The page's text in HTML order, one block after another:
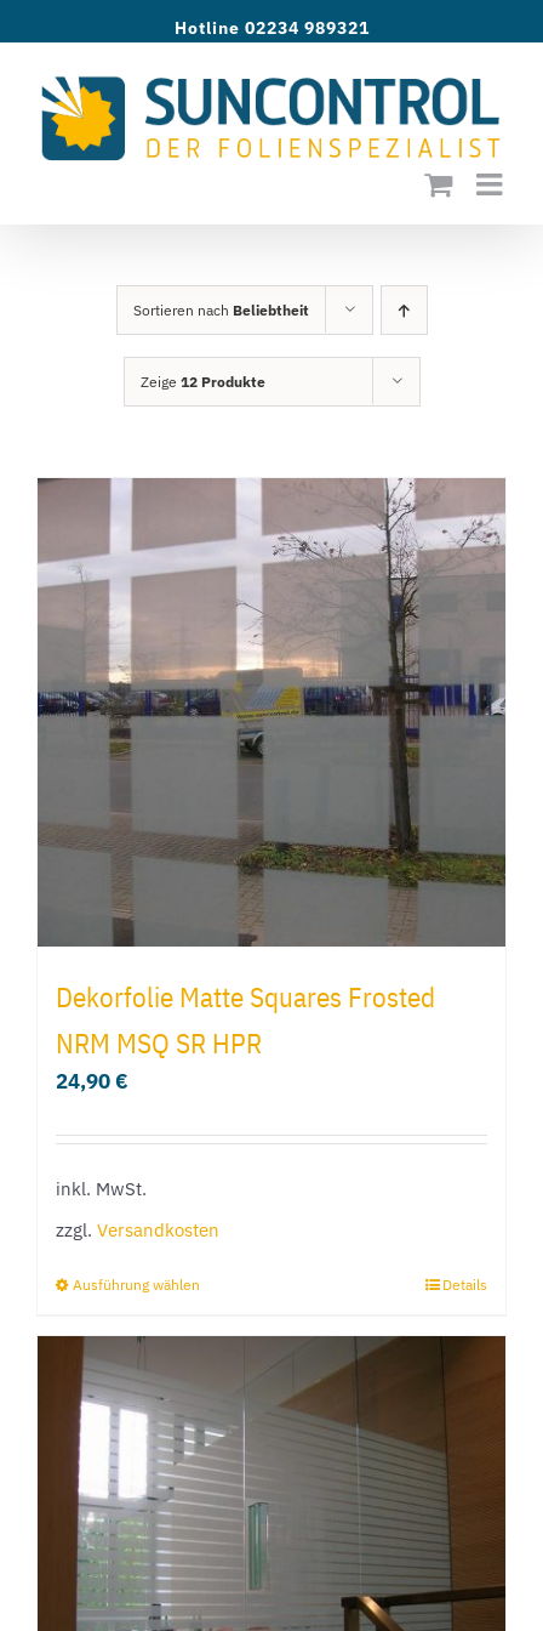
springen
Hotline 02234 989321
Sortieren nach Beliebtheit
Zeige 12 Produkte
Dekorfolie Matte Squares Frosted
NRM MSQ SR HPR
24,90€
inkl. MwSt.
zzgl. Versandkosten
Ausführung wählen
mehrere
Varianten
auf.
Die
Optionen
können
auf
Details